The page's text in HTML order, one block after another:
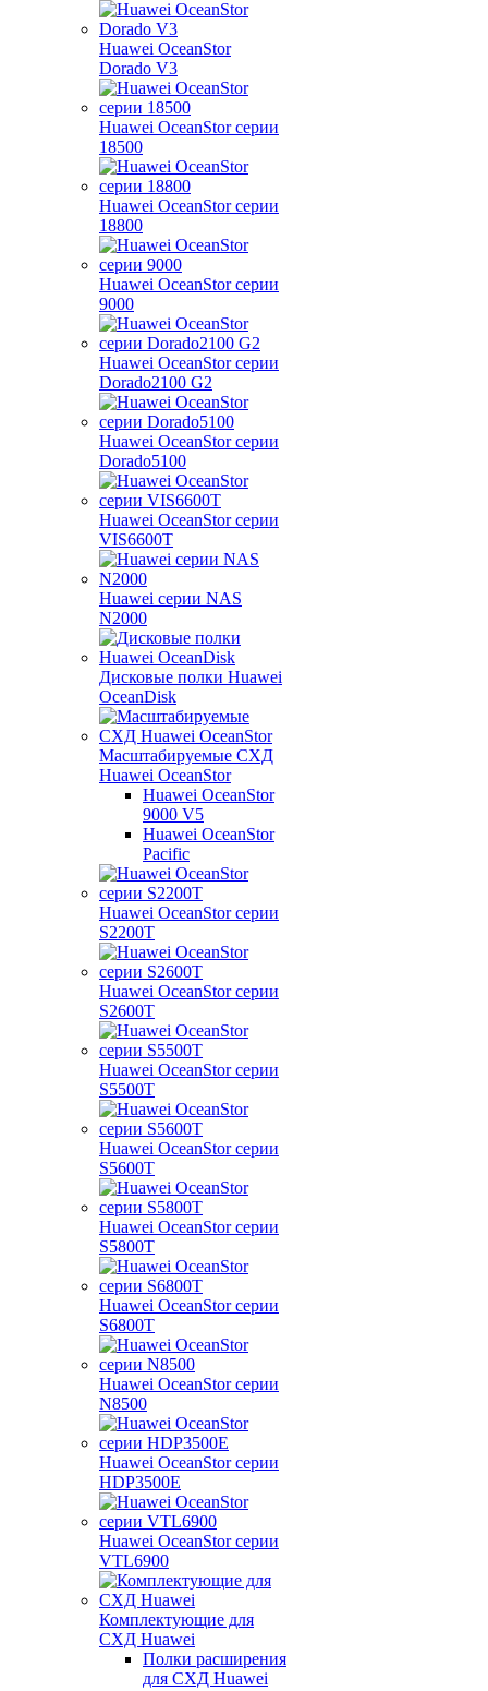
Huawei OceanStor
Dorado V3
Huawei OceanStor серии
18500
Huawei OceanStor серии
18800
Huawei OceanStor серии
9000
Huawei OceanStor серии
Dorado2100 G2
Huawei OceanStor серии
Dorado5100
Huawei OceanStor серии
VIS6600T
Huawei серии NAS
N2000
Дисковые полки Huawei
OceanDisk
Масштабируемые СХД
Huawei OceanStor
Huawei OceanStor
9000 V5
Huawei OceanStor
Pacific
Huawei OceanStor серии
S2200T
Huawei OceanStor серии
S2600T
Huawei OceanStor серии
S5500T
Huawei OceanStor серии
S5600T
Huawei OceanStor серии
S5800T
Huawei OceanStor серии
S6800T
Huawei OceanStor серии
N8500
Huawei OceanStor серии
HDP3500E
Huawei OceanStor серии
VTL6900
Комплектующие для
СХД Huawei
Полки расширения
для СХД Huawei